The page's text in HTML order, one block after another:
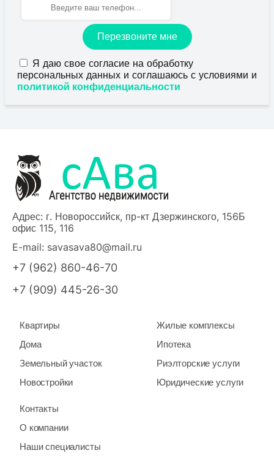
Перезвоните мне
Я даю свое согласие на обработку
персональных данных и соглашаюсь с условиями и
политикой конфиденциальности
Адрес: г. Новороссийск, пр-кт Дзержинского, 156Б
офис 115, 116
E-mail: savasava80@mail.ru
+7 (962) 860-46-70
+7 (909) 445-26-30
Квартиры
Дома
Земельный участок
Новостройки
Жилые комплексы
Ипотека
Риэлторские услуги
Юридические услуги
Контакты
О компании
Наши специалисты